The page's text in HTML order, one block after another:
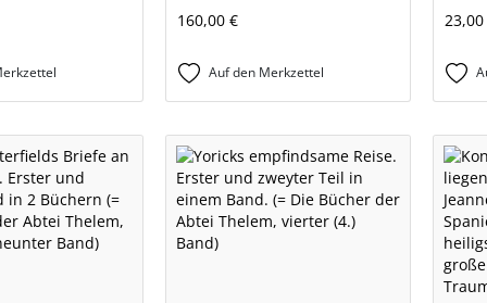
160,00 €
Auf den Merkzettel